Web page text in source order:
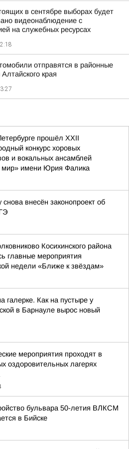
в сентябре выборах будет
видеонаблюдение с
на служебных ресурсах
отправятся в районные
края
прошёл XXII
конкурс хоровых
и вокальных ансамблей
имени Юрия Фалика
снова внесён законопроект об
Косихинского района
главные мероприятия
недели «Ближе к звёздам»
галерке. Как на пустыре у
в Барнауле вырос новый
мероприятия проходят в
оздоровительных лагерях
бульвара 50-летия ВЛКСМ
в Бийске